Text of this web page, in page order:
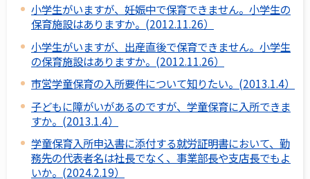
小学生がいますが、妊娠中で保育できません。小学生の
保育施設はありますか。(2012.11.26）
小学生がいますが、出産直後で保育できません。小学生
の保育施設はありますか。(2012.11.26）
市営学童保育の入所要件について知りたい。(2013.1.4）
子どもに障がいがあるのですが、学童保育に入所できま
すか。(2013.1.4）
学童保育入所申込書に添付する就労証明書において、勤
務先の代表者名は社長でなく、事業部長や支店長でもよ
いか。(2024.2.19）